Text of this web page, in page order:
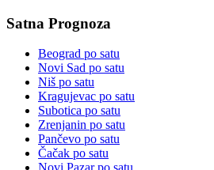
Satna Prognoza
Beograd po satu
Novi Sad po satu
Niš po satu
Kragujevac po satu
Subotica po satu
Zrenjanin po satu
Pančevo po satu
Čačak po satu